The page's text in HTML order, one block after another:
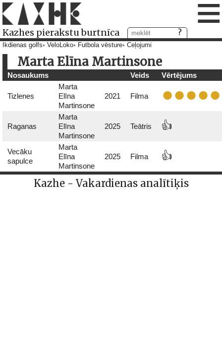
Kazhes pierakstu burtnīca ≡
Ikdienas golfs VeloLoko Futbola vēsture Ceļojumi
Marta Elīna Martinsone
Nosaukums Veids Vērtējums
Tizlenes
Marta
Elīna
Martinsone
2021 Filma
Raganas
Marta
Elīna
Martinsone
2025 Teātris 👍
Vecāku
sapulce
Marta
Elīna
Martinsone
2025 Filma 👍
Kazhe - Vakardienas analītiķis